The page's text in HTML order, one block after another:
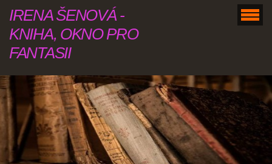
IRENA ŠENOVÁ -
KNIHA, OKNO PRO
FANTASII